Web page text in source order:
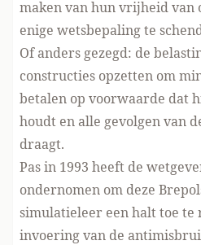
maken van hun vrijheid van
enige wetsbepaling te
Of anders gezegd: de
constructies opzetten om
betalen op voorwaarde dat
houdt en alle gevolgen van
draagt.
Pas in 1993 heeft de
ondernomen om deze
simulatieleer een halt toe te
invoering van de